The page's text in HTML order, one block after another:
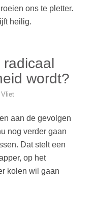
ons te pletter.
heilig.
wordt?
aan de gevolgen
nog verder gaan
Dat stelt een
op het
kolen wil gaan